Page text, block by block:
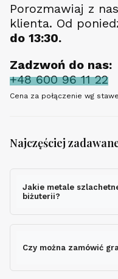
Porozmawiaj z
klienta. Od
do 13:30.
Zadzwoń do nas:
+48 600 96 11 22
Cena za połączenie wg
Najczęściej
Jakie metale
biżuterii?
Czy można zamówić